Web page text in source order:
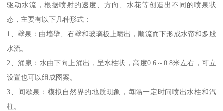
驱动水流，根据喷射的速度、方向、水花等创造出不同的喷泉状
态，主要有以下几种形式：
1、壁泉：由墙壁、石壁和玻璃板上喷出，顺流而下形成水帘和多股
水流。
2、涌泉：水由下向上涌出，呈水柱状，高度0.6～0.8米左右，可立
设置也可以组成图案。
3、间歇泉：模拟自然界的地质现象，每隔一定时问喷出水柱和汽
柱。